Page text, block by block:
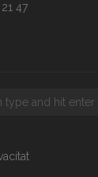
47